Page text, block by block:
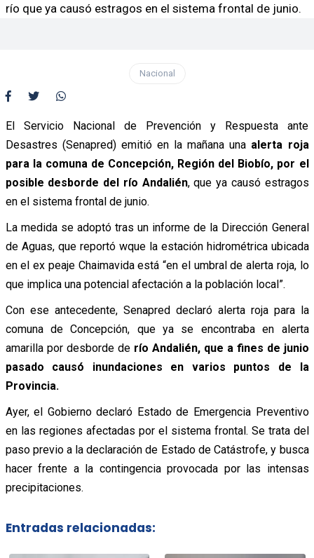
río que ya causó estragos en el sistema frontal de junio.
Nacional
El Servicio Nacional de Prevención y Respuesta ante
Desastres (Senapred) emitió en la mañana una alerta roja
para la comuna de Concepción, Región del Biobío, por el
posible desborde del río Andalién, que ya causó estragos
en el sistema frontal de junio.
La medida se adoptó tras un informe de la Dirección General
de Aguas, que reportó wque la estación hidrométrica ubicada
en el ex peaje Chaimavida está “en el umbral de alerta roja, lo
que implica una potencial afectación a la población local”.
Con ese antecedente, Senapred declaró alerta roja para la
comuna de Concepción, que ya se encontraba en alerta
amarilla por desborde de río Andalién, que a fines de junio
pasado causó inundaciones en varios puntos de la
Provincia.
Ayer, el Gobierno declaró Estado de Emergencia Preventivo
en las regiones afectadas por el sistema frontal. Se trata del
paso previo a la declaración de Estado de Catástrofe, y busca
hacer frente a la contingencia provocada por las intensas
precipitaciones.
Entradas relacionadas: